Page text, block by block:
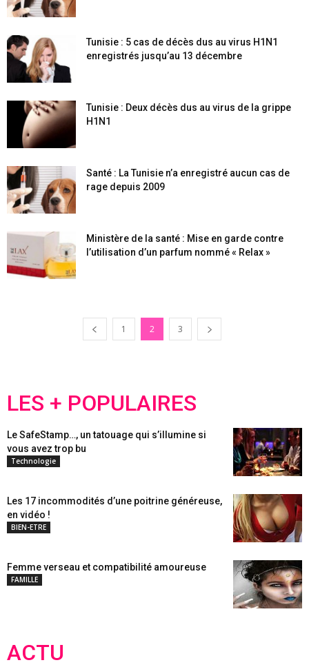
Tunisie : 5 cas de décès dus au virus H1N1
enregistrés jusqu’au 13 décembre
Tunisie : Deux décès dus au virus de la grippe
H1N1
Santé : La Tunisie n’a enregistré aucun cas de
rage depuis 2009
Ministère de la santé : Mise en garde contre
l’utilisation d’un parfum nommé « Relax »
1 2 3
LES + POPULAIRES
Le SafeStamp…, un tatouage qui s’illumine si
vous avez trop bu
Technologie
Les 17 incommodités d’une poitrine généreuse,
en vidéo !
BIEN-ETRE
Femme verseau et compatibilité amoureuse
FAMILLE
ACTU